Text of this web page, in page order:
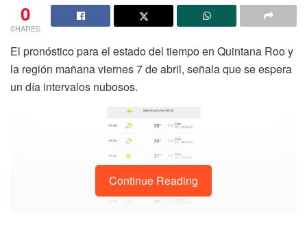
0
SHARES
El pronóstico para el estado del tiempo en Quintana Roo y
la región mañana viernes 7 de abril, señala que se espera
un día intervalos nubosos.
Continue Reading